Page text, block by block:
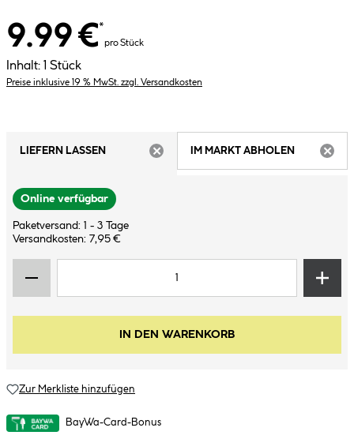
9.99 €*
pro Stück
Inhalt: 1 Stück
Preise inklusive 19 % MwSt. zzgl. Versandkosten
LIEFERN LASSEN
IM MARKT ABHOLEN
Online verfügbar
Paketversand: 1 - 3 Tage
Versandkosten: 7,95 €
IN DEN WARENKORB
Zur Merkliste hinzufügen
BayWa-Card-Bonus